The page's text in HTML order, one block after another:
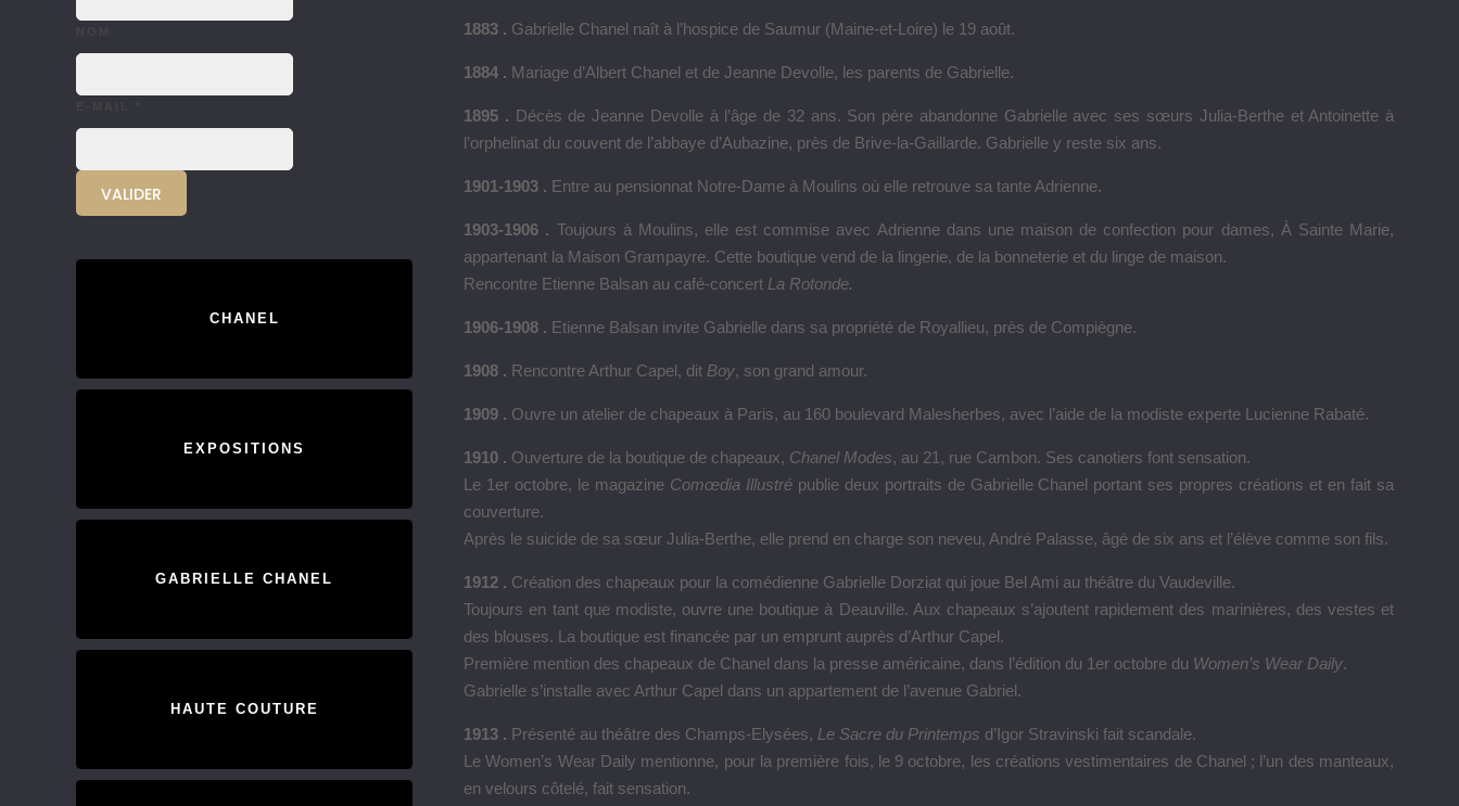
1883 . Gabrielle Chanel naît à l’hospice de Saumur (Maine-et-Loire) le 19 août.
1884 . Mariage d’Albert Chanel et de Jeanne Devolle, les parents de Gabrielle.
1895 . Décès de Jeanne Devolle à l’âge de 32 ans. Son père abandonne Gabrielle avec ses sœurs Julia-Berthe et Antoinette à
l’orphelinat du couvent de l’abbaye d’Aubazine, près de Brive-la-Gaillarde. Gabrielle y reste six ans.
1901-1903 . Entre au pensionnat Notre-Dame à Moulins où elle retrouve sa tante Adrienne.
1903-1906 . Toujours à Moulins, elle est commise avec Adrienne dans une maison de confection pour dames, À Sainte Marie,
appartenant la Maison Grampayre. Cette boutique vend de la lingerie, de la bonneterie et du linge de maison.
Rencontre Etienne Balsan au café-concert La Rotonde.
1906-1908 . Etienne Balsan invite Gabrielle dans sa propriété de Royallieu, près de Compiègne.
1908 . Rencontre Arthur Capel, dit Boy, son grand amour.
1909 . Ouvre un atelier de chapeaux à Paris, au 160 boulevard Malesherbes, avec l’aide de la modiste experte Lucienne Rabaté.
1910 . Ouverture de la boutique de chapeaux, Chanel Modes, au 21, rue Cambon. Ses canotiers font sensation.
Le 1er octobre, le magazine Comœdia Illustrépublie deux portraits de Gabrielle Chanel portant ses propres créations et en fait sa
couverture.
Après le suicide de sa sœur Julia-Berthe, elle prend en charge son neveu, André Palasse, âgé de six ans et l’élève comme son fils.
1912 . Création des chapeaux pour la comédienne Gabrielle Dorziat qui joue Bel Ami au théâtre du Vaudeville.
Toujours en tant que modiste, ouvre une boutique à Deauville. Aux chapeaux s’ajoutent rapidement des marinières, des vestes et
des blouses. La boutique est financée par un emprunt auprès d’Arthur Capel.
Première mention des chapeaux de Chanel dans la presse américaine, dans l’édition du 1er octobre du Women’s Wear Daily.
Gabrielle s’installe avec Arthur Capel dans un appartement de l’avenue Gabriel.
1913 . Présenté au théâtre des Champs-Elysées, Le Sacre du Printemps d’Igor Stravinski fait scandale.
Le Women’s Wear Daily mentionne, pour la première fois, le 9 octobre, les créations vestimentaires de Chanel ; l’un des manteaux,
en velours côtelé, fait sensation.
CHANEL
EXPOSITIONS
GABRIELLE CHANEL
HAUTE COUTURE